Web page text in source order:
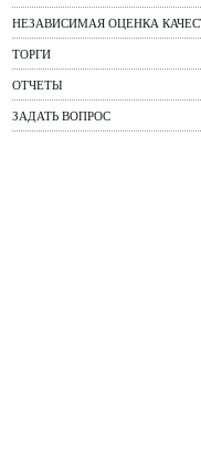
НЕЗАВИСИМАЯ ОЦЕНКА
ТОРГИ
ОТЧЕТЫ
ЗАДАТЬ ВОПРОС